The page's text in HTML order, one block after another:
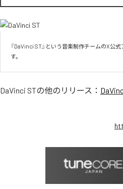
『DaVinci ST』という音楽制作チームのX公
す。
DaVinci STの他のリリース：